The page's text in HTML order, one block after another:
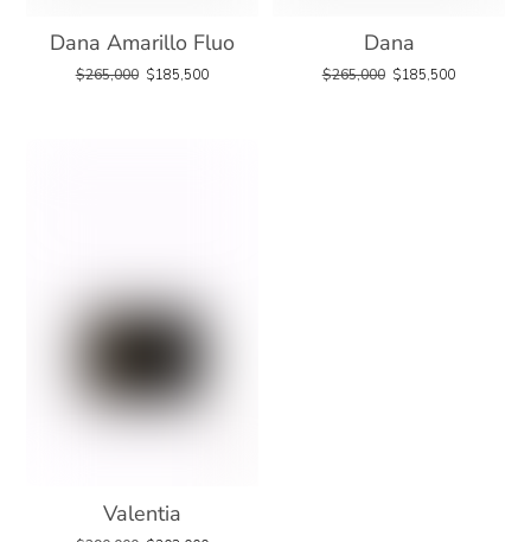
Dana Amarillo Fluo
$265,000 $185,500
Dana
$265,000 $185,500
Valentia